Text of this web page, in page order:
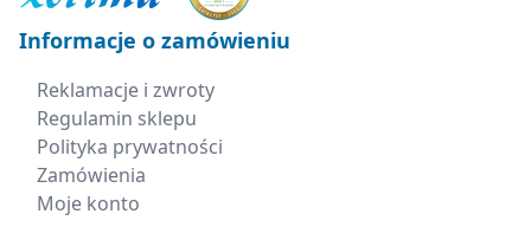
Informacje o zamówieniu
Reklamacje i zwroty
Regulamin sklepu
Polityka prywatności
Zamówienia
Moje konto